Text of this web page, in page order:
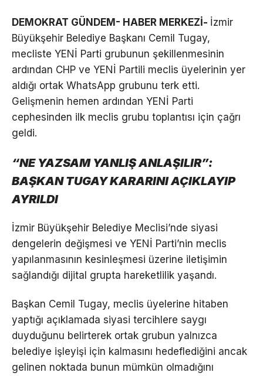
DEMOKRAT GÜNDEM- HABER MERKEZİ- İzmir
Büyükşehir Belediye Başkanı Cemil Tugay,
mecliste YENİ Parti grubunun şekillenmesinin
ardından CHP ve YENİ Partili meclis üyelerinin yer
aldığı ortak WhatsApp grubunu terk etti.
Gelişmenin hemen ardından YENİ Parti
cephesinden ilk meclis grubu toplantısı için çağrı
geldi.
“NE YAZSAM YANLIŞ ANLAŞILIR”:
BAŞKAN TUGAY KARARINI AÇIKLAYIP
AYRILDI
İzmir Büyükşehir Belediye Meclisi’nde siyasi
dengelerin değişmesi ve YENİ Parti’nin meclis
yapılanmasının kesinleşmesi üzerine iletişimin
sağlandığı dijital grupta hareketlilik yaşandı.
Başkan Cemil Tugay, meclis üyelerine hitaben
yaptığı açıklamada siyasi tercihlere saygı
duyduğunu belirterek ortak grubun yalnızca
belediye işleyişi için kalmasını hedeflediğini ancak
gelinen noktada bunun mümkün olmadığını